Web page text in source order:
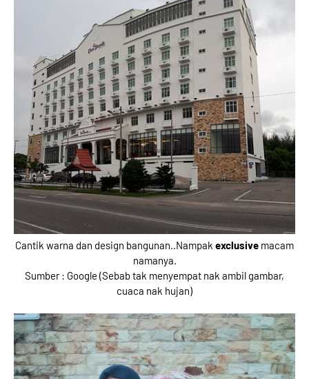
Cantik warna dan design bangunan..Nampak exclusive macam
namanya.
Sumber : Google (Sebab tak menyempat nak ambil gambar,
cuaca nak hujan)